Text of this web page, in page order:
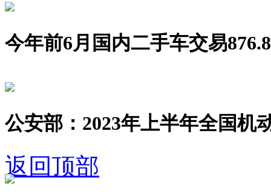
今年前6月国内二手车交易
公安部：2023年上半年全国机
返回顶部